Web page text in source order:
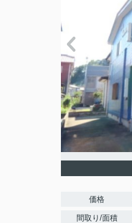
価格
間取り/面積